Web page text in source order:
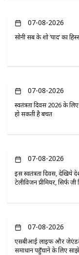
07-08-2026
सोनी सब के शो ‘यादें’ का
07-08-2026
स्वतंत्रता दिवस 2026 के
हो सकती है बचत
07-08-2026
इस स्वतंत्रता दिवस, देखिये
टेलीविजन प्रीमियर, सिर्फ
07-08-2026
एसबीआई लाइफ और जेएंडके
समाधान पहुँचाने के लिए